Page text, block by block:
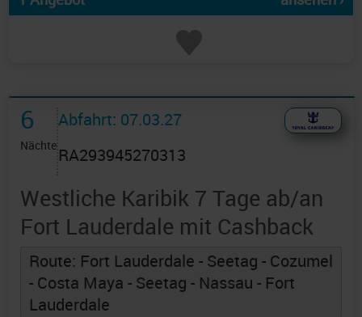
6
Nächte
Abfahrt: 07.03.27
RA293945270313
Westliche Karibik 7 Tage ab/an
Fort Lauderdale mit Cashback
Route: Fort Lauderdale - Seetag - Cozumel
- Costa Maya - Seetag - Nassau - Fort
Lauderdale